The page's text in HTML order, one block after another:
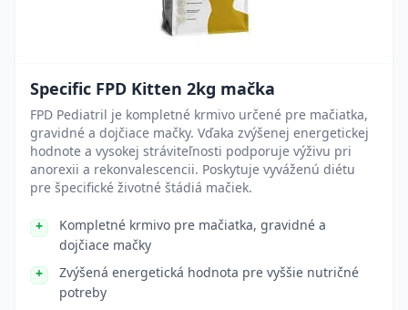
Specific FPD Kitten 2kg mačka
FPD Pediatril je kompletné krmivo určené pre mačiatka,
gravidné a dojčiace mačky. Vďaka zvýšenej energetickej
hodnote a vysokej stráviteľnosti podporuje výživu pri
anorexii a rekonvalescencii. Poskytuje vyváženú diétu
pre špecifické životné štádiá mačiek.
Kompletné krmivo pre mačiatka, gravidné a
dojčiace mačky
Zvýšená energetická hodnota pre vyššie nutričné
potreby